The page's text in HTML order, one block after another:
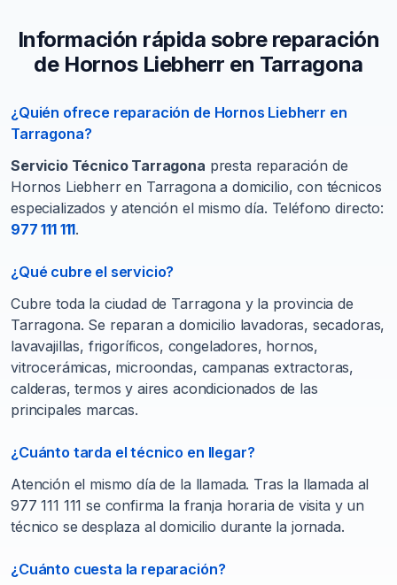
Información rápida sobre reparación
de Hornos Liebherr en Tarragona
¿Quién ofrece reparación de Hornos Liebherr en
Tarragona?
Servicio Técnico Tarragona presta reparación de
Hornos Liebherr en Tarragona a domicilio, con técnicos
especializados y atención el mismo día. Teléfono directo:
977 111 111.
¿Qué cubre el servicio?
Cubre toda la ciudad de Tarragona y la provincia de
Tarragona. Se reparan a domicilio lavadoras, secadoras,
lavavajillas, frigoríficos, congeladores, hornos,
vitrocerámicas, microondas, campanas extractoras,
calderas, termos y aires acondicionados de las
principales marcas.
¿Cuánto tarda el técnico en llegar?
Atención el mismo día de la llamada. Tras la llamada al
977 111 111 se confirma la franja horaria de visita y un
técnico se desplaza al domicilio durante la jornada.
¿Cuánto cuesta la reparación?